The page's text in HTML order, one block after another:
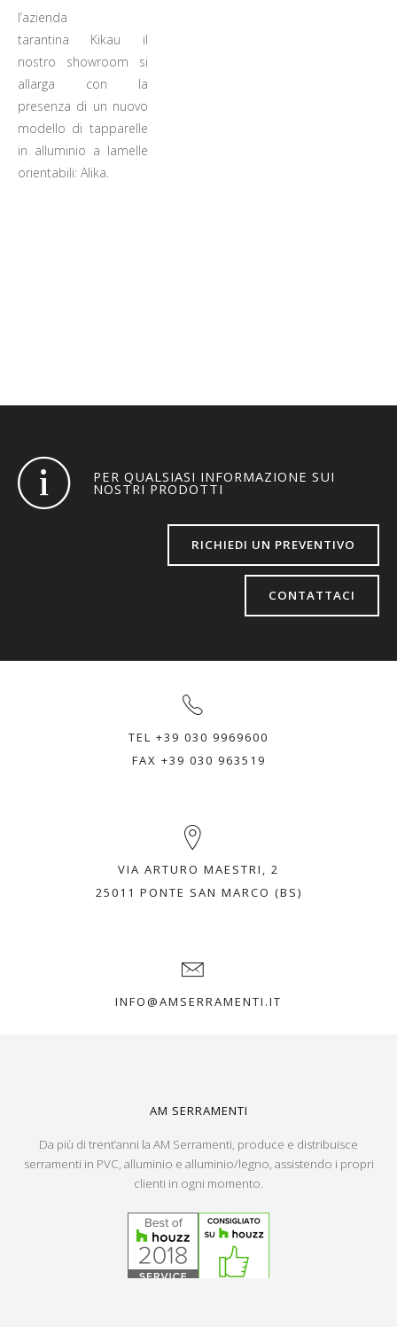
l’azienda
tarantina Kikau
il
nostro showroom si
allarga con la
presenza di un nuovo
modello di tapparelle
in alluminio a lamelle
orientabili: Alika.
PER QUALSIASI INFORMAZIONE SUI
NOSTRI PRODOTTI
RICHIEDI UN PREVENTIVO
CONTATTACI
TEL +39 030 9969600
FAX +39 030 963519
VIA ARTURO MAESTRI, 2
25011 PONTE SAN MARCO (BS)
INFO@AMSERRAMENTI.IT
AM SERRAMENTI
Da più di trent’anni la AM Serramenti, produce e distribuisce
serramenti in PVC, alluminio e alluminio/legno, assistendo i propri
clienti in ogni momento.